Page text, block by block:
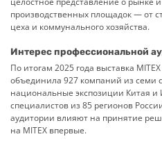
производственных площадок — от
цеха и коммунального хозяйства.
Интерес профессиональной
По итогам 2025 года выставка
объединила 927 компаний из семи
национальные экспозиции Китая и
специалистов из 85 регионов
аудитории влияют на принятие
на MITEX впервые.